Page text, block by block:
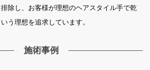
除し、お客様が理想のヘアスタイル手で乾
う理想を追求しています。
施術事例